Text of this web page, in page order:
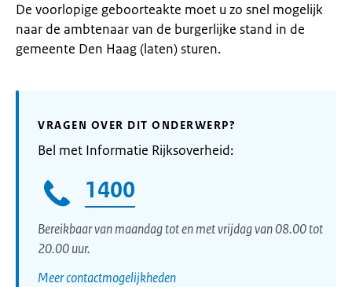
De voorlopige geboorteakte moet u zo snel mogelijk
naar de ambtenaar van de burgerlijke stand in de
gemeente Den Haag (laten) sturen.
VRAGEN OVER DIT ONDERWERP?
Bel met Informatie Rijksoverheid:
1400
Bereikbaar van maandag tot en met vrijdag van 08.00 tot
20.00 uur.
Meer contactmogelijkheden